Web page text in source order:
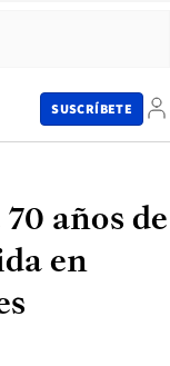
SUSCRÍBETE
años de
en